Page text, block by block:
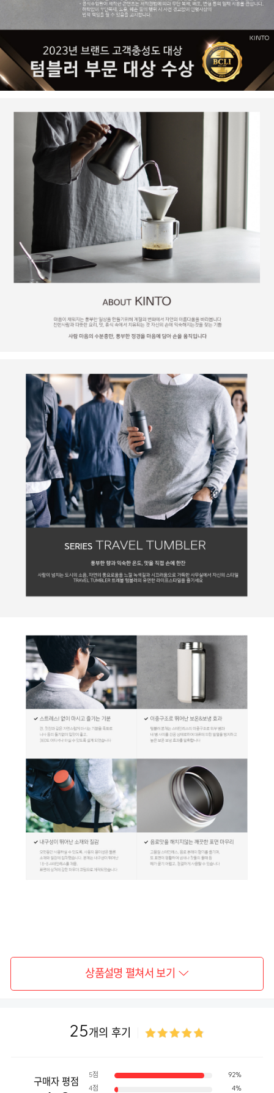
상품설명 펼쳐서 보기
25개의 후기
구매자 평점
5점 92%
4점 4%